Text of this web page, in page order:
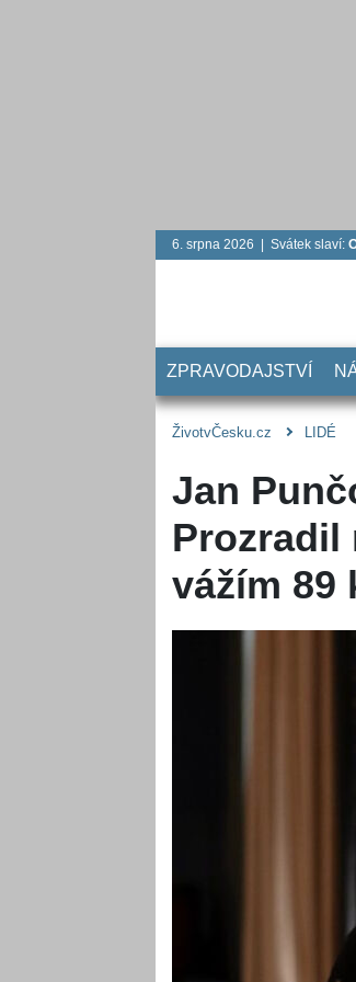
6. srpna 2026 | Svátek slaví:
ZPRAVODAJSTVÍ
ŽivotvČesku.cz LIDÉ
Jan
Prozradil
vážím 89